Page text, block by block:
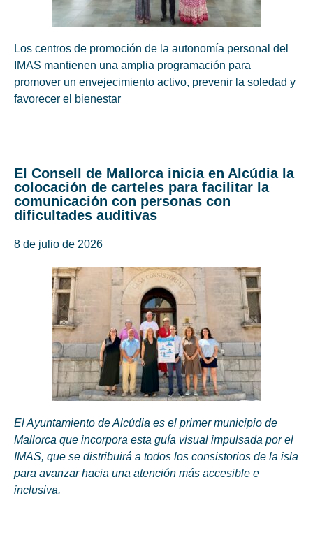
Los centros de promoción de la autonomía personal del
IMAS mantienen una amplia programación para
promover un envejecimiento activo, prevenir la soledad y
favorecer el bienestar
El Consell de Mallorca inicia en Alcúdia la
colocación de carteles para facilitar la
comunicación con personas con
dificultades auditivas
8 de julio de 2026
El Ayuntamiento de Alcúdia es el primer municipio de
Mallorca que incorpora esta guía visual impulsada por el
IMAS, que se distribuirá a todos los consistorios de la isla
para avanzar hacia una atención más accesible e
inclusiva.